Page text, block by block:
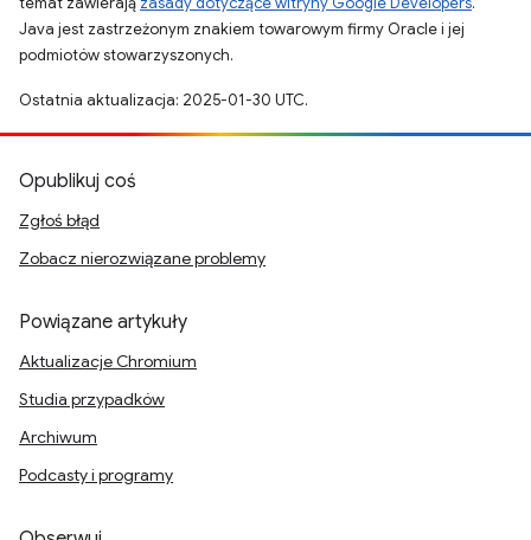
Java jest zastrzeżonym znakiem towarowym firmy Oracle i jej
podmiotów stowarzyszonych.
Ostatnia aktualizacja: 2025-01-30 UTC.
Opublikuj coś
Zgłoś błąd
Zobacz nierozwiązane problemy
Powiązane artykuły
Aktualizacje Chromium
Studia przypadków
Archiwum
Podcasty i programy